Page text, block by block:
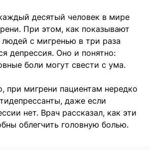
десятый человек в мире
При этом, как показывают
людей с мигренью в три раза
депрессия. Оно и понятно:
боли могут свести с ума.
при мигрени пациентам нередко
даже если
нет. Врач рассказал, как эти
облегчить головную болью.